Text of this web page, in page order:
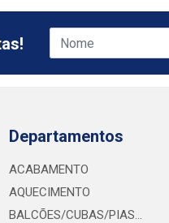
Departamentos
ACABAMENTO
AQUECIMENTO
BALCÕES/CUBAS/PIAS...